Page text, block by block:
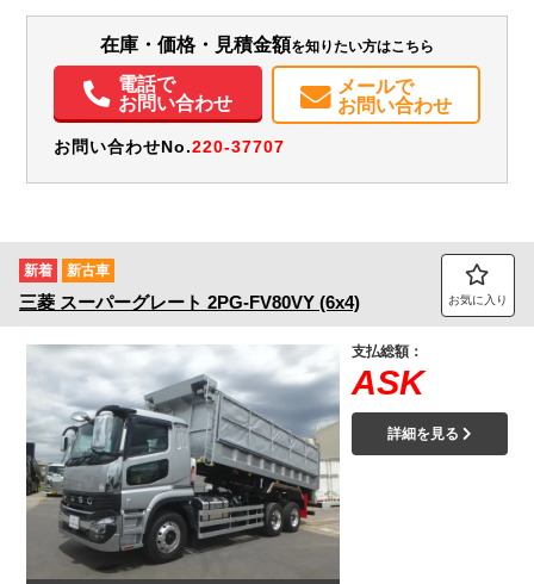
エアバッグ 電動格納ミラー ETC バックモニター
在庫・価格・見積金額を知りたい方はこちら
電話で
お問い合わせ
メールで
お問い合わせ
お問い合わせNo.220-37707
新着 新古車
三菱 スーパーグレート 2PG-FV80VY (6x4) お気に入り
支払総額：
ASK
詳細を見る